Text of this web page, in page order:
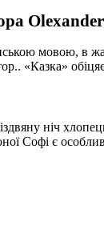
мовою, в
«Казка»
ніч
Софі є